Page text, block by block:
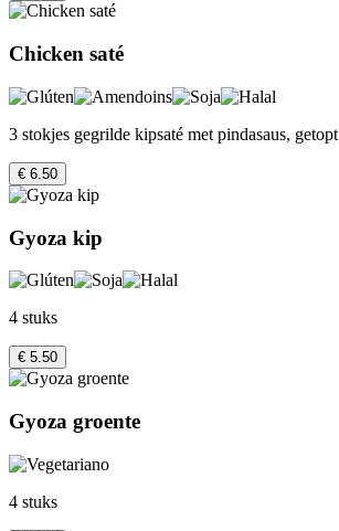
Chicken saté
3 stokjes gegrilde kipsaté met pindasaus,
€ 6.50
Gyoza kip
4 stuks
€ 5.50
Gyoza groente
4 stuks